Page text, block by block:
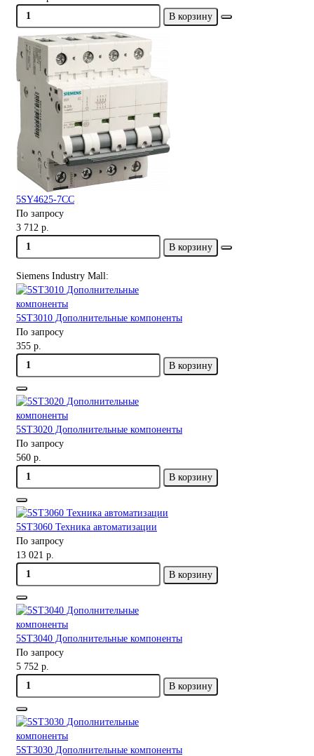
В корзину
5SY4625-7CC
По запросу
3 712 р.
В корзину
Siemens Industry Mall:
5ST3010 Дополнительные компоненты
По запросу
355 р.
В корзину
5ST3020 Дополнительные компоненты
По запросу
560 р.
В корзину
5ST3060 Техника автоматизации
По запросу
13 021 р.
В корзину
5ST3040 Дополнительные компоненты
По запросу
5 752 р.
В корзину
5ST3030 Дополнительные компоненты